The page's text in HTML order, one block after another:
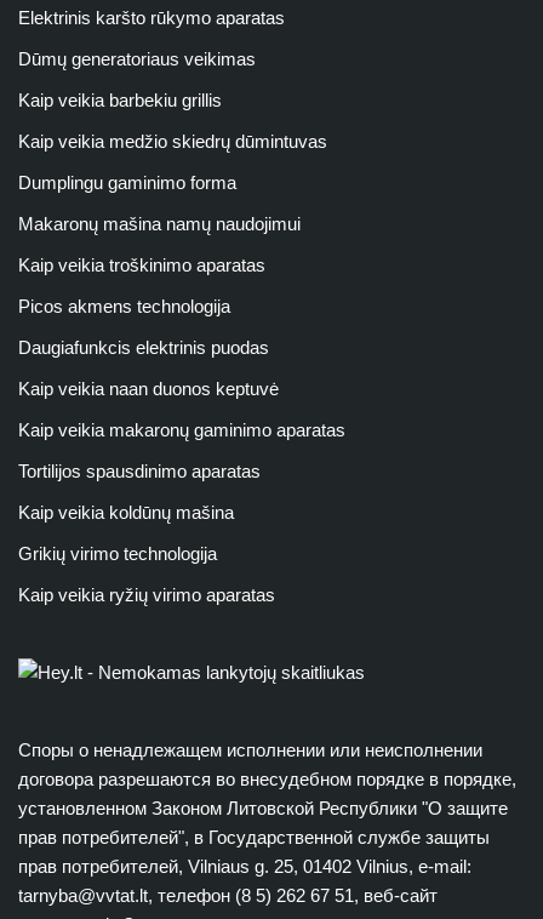
Elektrinis karšto rūkymo aparatas
Dūmų generatoriaus veikimas
Kaip veikia barbekiu grillis
Kaip veikia medžio skiedrų dūmintuvas
Dumplingu gaminimo forma
Makaronų mašina namų naudojimui
Kaip veikia troškinimo aparatas
Picos akmens technologija
Daugiafunkcis elektrinis puodas
Kaip veikia naan duonos keptuvė
Kaip veikia makaronų gaminimo aparatas
Tortilijos spausdinimo aparatas
Kaip veikia koldūnų mašina
Grikių virimo technologija
Kaip veikia ryžių virimo aparatas
Споры о ненадлежащем исполнении или неисполнении
договора разрешаются во внесудебном порядке в порядке,
установленном Законом Литовской Республики "О защите
прав потребителей", в Государственной службе защиты
прав потребителей, Vilniaus g. 25, 01402 Vilnius, e-mail:
tarnyba@vvtat.lt, телефон (8 5) 262 67 51, веб-сайт